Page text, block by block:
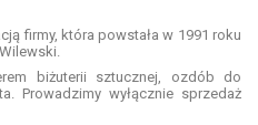
firmy, która powstała w 1991 roku
biżuterii sztucznej, ozdób do
Prowadzimy wyłącznie sprzedaż